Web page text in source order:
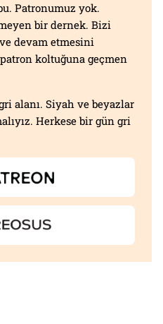
Patronumuz yok.
bir dernek. Bizi
devam etmesini
koltuğuna geçmen
alanı. Siyah ve beyazlar
Herkese bir gün gri